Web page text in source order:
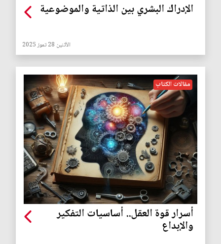
الإدراك البشري بين الذاتية والموضوعية
الأثنين 28 تموز 2025
مقالات الكتاب
أسرار قوة العقل.. أساسيات التفكير
والإبداع